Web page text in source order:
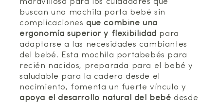
maravillosa para los cuidadores que
buscan una mochila porta bebé sin
complicaciones que combine una
ergonomía superior y flexibilidad para
adaptarse a las necesidades cambiantes
del bebé. Esta mochila portabebés para
recién nacidos, preparada para el bebé y
saludable para la cadera desde el
nacimiento, fomenta un fuerte vínculo y
apoya el desarrollo natural del bebé desde